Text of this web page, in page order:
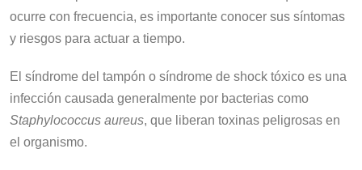
ocurre con frecuencia, es importante conocer sus síntomas
y riesgos para actuar a tiempo.
El síndrome del tampón o síndrome de shock tóxico es una
infección causada generalmente por bacterias como
Staphylococcus aureus, que liberan toxinas peligrosas en
el organismo.